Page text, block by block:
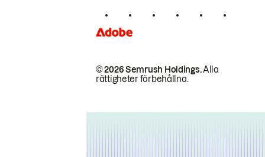
© 2026 Semrush Holdings.Alla
rättigheter förbehållna.